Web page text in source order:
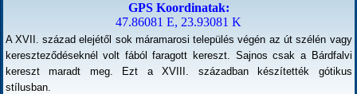
GPS Koordinatak:
47.86081 E, 23.93081 K
A XVII. század elejétől sok máramarosi település végén az út szélén vagy
kereszteződéseknél volt fából faragott kereszt. Sajnos csak a Bárdfalvi
kereszt maradt meg. Ezt a XVIII. században készítették gótikus
stílusban.